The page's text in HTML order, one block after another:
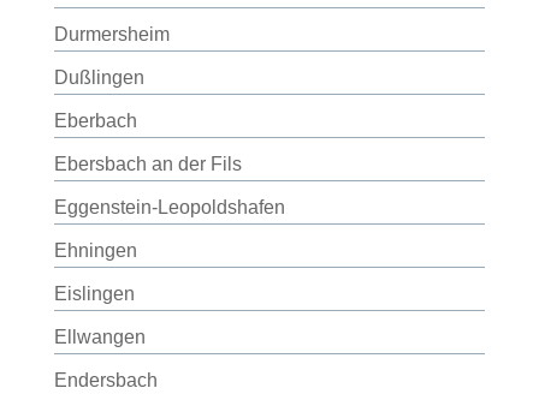
Durmersheim
Dußlingen
Eberbach
Ebersbach an der Fils
Eggenstein-Leopoldshafen
Ehningen
Eislingen
Ellwangen
Endersbach